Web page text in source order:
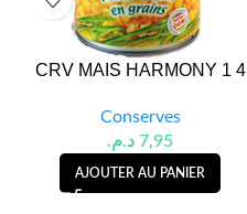
CRV MAIS HARMONY 1 4
Conserves
7,95 د.م.
AJOUTER AU PANIER